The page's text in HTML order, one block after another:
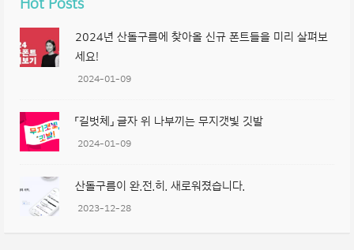
Hot Posts
2024년 산돌구름에 찾아올 신규 폰트들을 미리 살펴보
세요!
2024-01-09
「길벗체」 글자 위 나부끼는 무지갯빛 깃발
2024-01-09
산돌구름이 완.전.히. 새로워졌습니다.
2023-12-28